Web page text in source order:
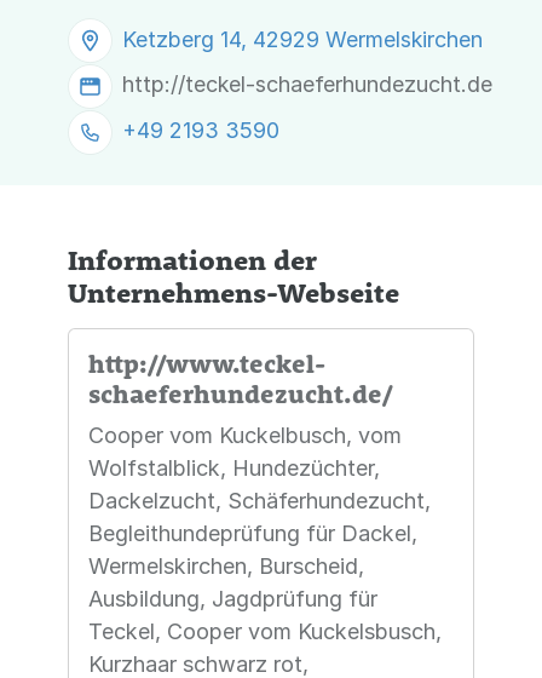
Ketzberg 14, 42929 Wermelskirchen
http://teckel-schaeferhundezucht.de
+49 2193 3590
Informationen der
Unternehmens-Webseite
http://www.teckel-
schaeferhundezucht.de/
Cooper vom Kuckelbusch, vom
Wolfstalblick, Hundezüchter,
Dackelzucht, Schäferhundezucht,
Begleithundeprüfung für Dackel,
Wermelskirchen, Burscheid,
Ausbildung, Jagdprüfung für
Teckel, Cooper vom Kuckelsbusch,
Kurzhaar schwarz rot,